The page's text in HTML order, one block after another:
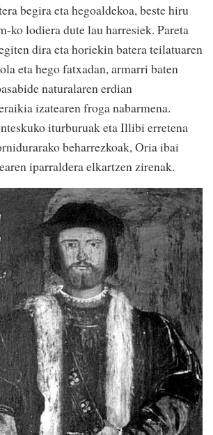
begira eta hegoaldekoa, beste hiru
ko lodiera dute lau harresiek. Pareta
dira eta horiekin batera teilatuaren
eta hego fatxadan, armarri baten
naturalaren erdian
izatearen froga nabarmena.
iturburuak eta Illibi erretena
beharrezkoak, Oria ibai
iparraldera elkartzen zirenak.